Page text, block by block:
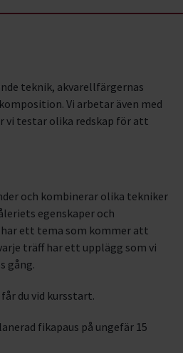
teknik, akvarellfärgernas
Vi arbetar även med
vi testar olika redskap för att
och kombinerar olika tekniker
egenskaper och
ett tema som kommer att
träff har ett upplägg som vi
gång.
du vid kursstart.
fikapaus på ungefär 15